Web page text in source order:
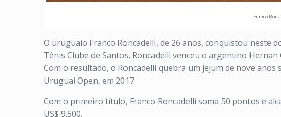
Franco
O uruguaio Franco Roncadelli, de 26 anos, conquistou neste
Tênis Clube de Santos. Roncadelli venceu o argentino
Com o resultado, o Roncadelli quebra um jejum de nove
Uruguai Open, em 2017.
Com o primeiro título, Franco Roncadelli soma 50 pontos e
US$ 9.500.